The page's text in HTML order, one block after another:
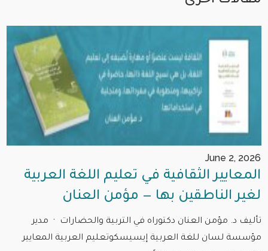
June 2, 2026
المعايير الثقافية في تعليم اللغة العربية
لغير الناطقين بها — مؤمن العنان
تأليف د. مؤمن العنان دكتوراه في التربية والحضارات · مدير
مؤسسة لسان للغة العربية إيسيسكوتعليم العربية المعايير